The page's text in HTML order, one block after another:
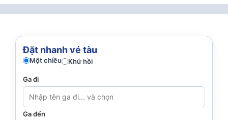
Đặt nhanh vé tàu
Một chiều Khứ hồi
Ga đi
Ga đến